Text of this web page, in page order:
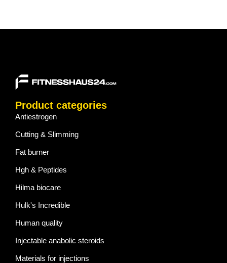
Product categories
Antiestrogen
Cutting & Slimming
Fat burner
Hgh & Peptides
Hilma biocare
Hulk's Incredible
Human quality
Injectable anabolic steroids
Materials for injections